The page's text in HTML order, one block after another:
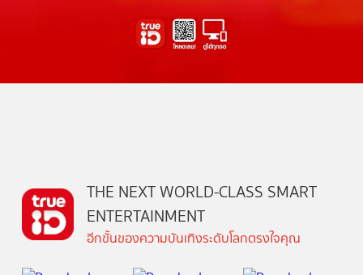
THE NEXT WORLD-CLASS SMART
ENTERTAINMENT
อีกขั้นของความบันเทิงระดับโลกตรงใจคุณ